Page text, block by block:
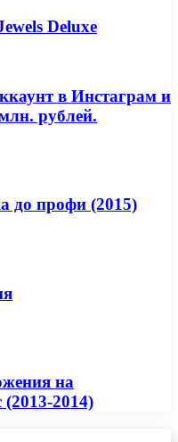
Deluxe
в Инстаграм и
рублей.
до профи (2015)
на
(2013-2014)